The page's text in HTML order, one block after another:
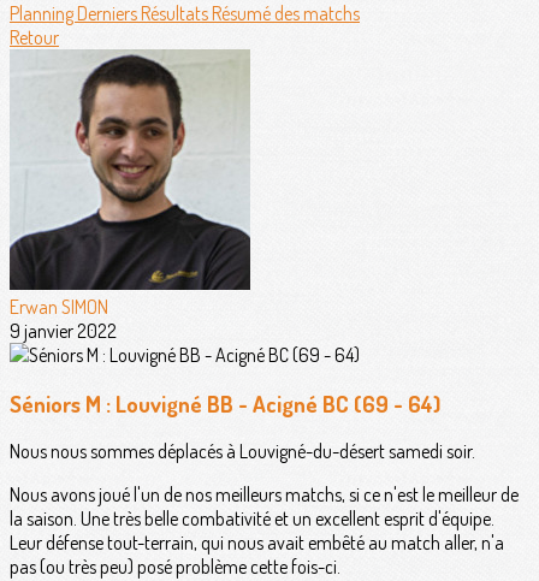
PlanningDerniers RésultatsRésumé des matchs
Retour
Erwan SIMON
9 janvier 2022
Séniors M : Louvigné BB - Acigné BC (69 - 64)
Nous nous sommes déplacés à Louvigné-du-désert samedi soir.
Nous avons joué l'un de nos meilleurs matchs, si ce n'est le meilleur de
la saison. Une très belle combativité et un excellent esprit d'équipe.
Leur défense tout-terrain, qui nous avait embêté au match aller, n'a
pas (ou très peu) posé problème cette fois-ci.